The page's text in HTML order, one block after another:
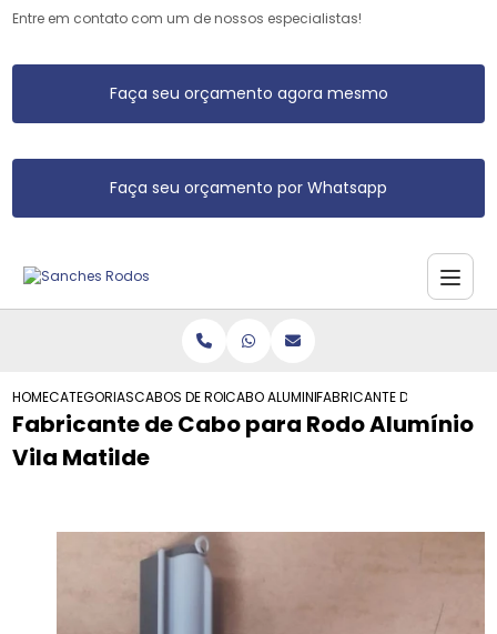
Entre em contato com um de nossos especialistas!
Faça seu orçamento agora mesmo
Faça seu orçamento por Whatsapp
HOMECATEGORIASCABOS DE RODO DE ALUMINIO
CABO ALUMINIO RODOFABRICANTE DE CABO
Fabricante de Cabo para Rodo Alumínio
Vila Matilde